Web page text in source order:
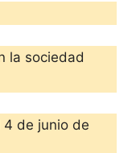
la sociedad
4 de junio de